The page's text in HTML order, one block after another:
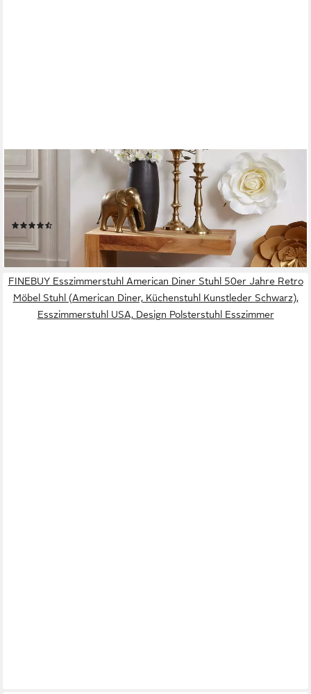
FINEBUY
Beistelltisch SuVa2378_1 Massivholz S Cube Design Couchtisch
Massiv Holz Modern (MUMBAI Massivholz 60 cm hoch S Cube),
Design Wohnzimmertisch dunkelbraun Couchtisch
99,95 €
lieferbar - in 2-3 Werktagen bei dir
FINEBUY Esszimmerstuhl American Diner Stuhl 50er Jahre Retro
Möbel Stuhl (American Diner, Küchenstuhl Kunstleder Schwarz),
Esszimmerstuhl USA, Design Polsterstuhl Esszimmer